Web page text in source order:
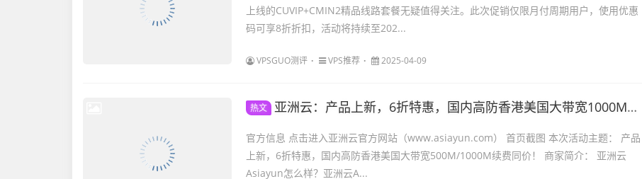
上线的CUVIP+CMIN2精品线路套餐无疑值得关注。此次促销仅限月付周期用户，使用优惠
码可享8折折扣，活动将持续至202...
VPSGUO测评 VPS推荐 2025-04-09
热文 亚洲云：产品上新，6折特惠，国内高防香港美国大带宽1000M续费同价！
官方信息 点击进入亚洲云官方网站（www.asiayun.com） 首页截图 本次活动主题： 产品
上新，6折特惠，国内高防香港美国大带宽500M/1000M续费同价！ 商家简介： 亚洲云
Asiayun怎么样？亚洲云A...